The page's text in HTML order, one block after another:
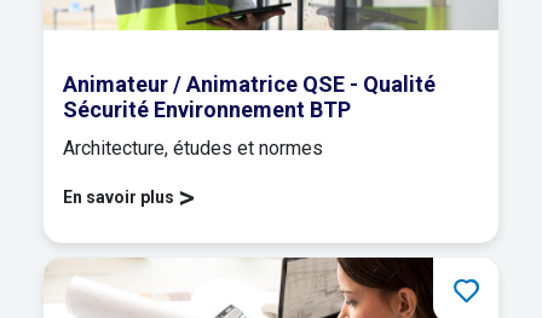
Animateur / Animatrice QSE - Qualité
Sécurité Environnement BTP
Architecture, études et normes
En savoir plus >